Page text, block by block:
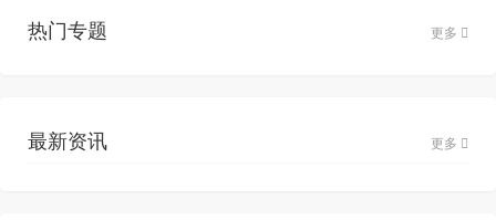
热门专题 更多
最新资讯 更多